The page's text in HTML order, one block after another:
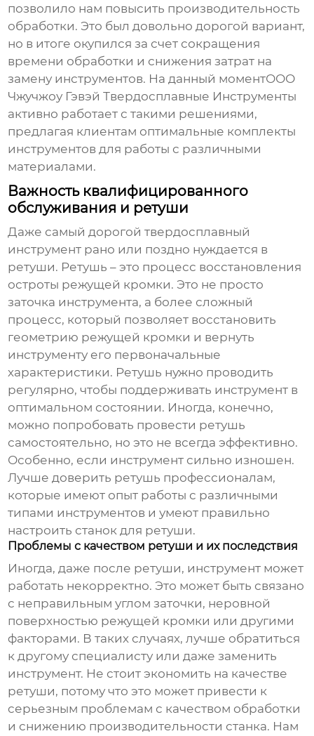
позволило нам повысить производительность
обработки. Это был довольно дорогой вариант,
но в итоге окупился за счет сокращения
времени обработки и снижения затрат на
замену инструментов. На данный моментООО
Чжучжоу Гэвэй Твердосплавные Инструменты
активно работает с такими решениями,
предлагая клиентам оптимальные комплекты
инструментов для работы с различными
материалами.
Важность квалифицированного
обслуживания и ретуши
Даже самый дорогойтвердосплавный
инструмент рано или поздно нуждается в
ретуши. Ретушь – это процесс восстановления
остроты режущей кромки. Это не просто
заточка инструмента, а более сложный
процесс, который позволяет восстановить
геометрию режущей кромки и вернуть
инструменту его первоначальные
характеристики. Ретушь нужно проводить
регулярно, чтобы поддерживать инструмент в
оптимальном состоянии. Иногда, конечно,
можно попробовать провести ретушь
самостоятельно, но это не всегда эффективно.
Особенно, если инструмент сильно изношен.
Лучше доверить ретушь профессионалам,
которые имеют опыт работы с различными
типами инструментов и умеют правильно
настроить станок для ретуши.
Проблемы с качеством ретуши и их последствия
Иногда, даже после ретуши, инструмент может
работать некорректно. Это может быть связано
с неправильным углом заточки, неровной
поверхностью режущей кромки или другими
факторами. В таких случаях, лучше обратиться
к другому специалисту или даже заменить
инструмент. Не стоит экономить на качестве
ретуши, потому что это может привести к
серьезным проблемам с качеством обработки
и снижению производительности станка. Нам